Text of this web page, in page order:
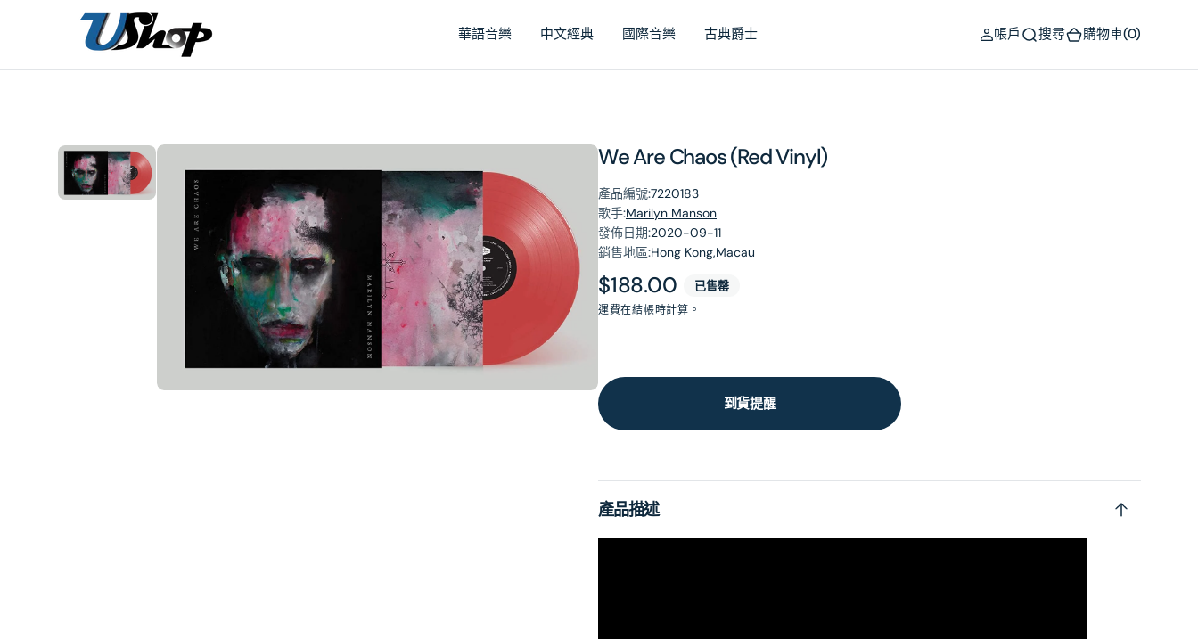
華語音樂 中文經典 國際音樂 古典爵士 帳戶 搜尋 購物車(0)
We Are Chaos (Red Vinyl)
產品編號:7220183
歌手:Marilyn Manson
發佈日期:2020-09-11
銷售地區:Hong Kong,Macau
原
價
$188.00 已售罄
運費在結帳時計算。
到貨提醒
產品描述
在
相
簿
中
開